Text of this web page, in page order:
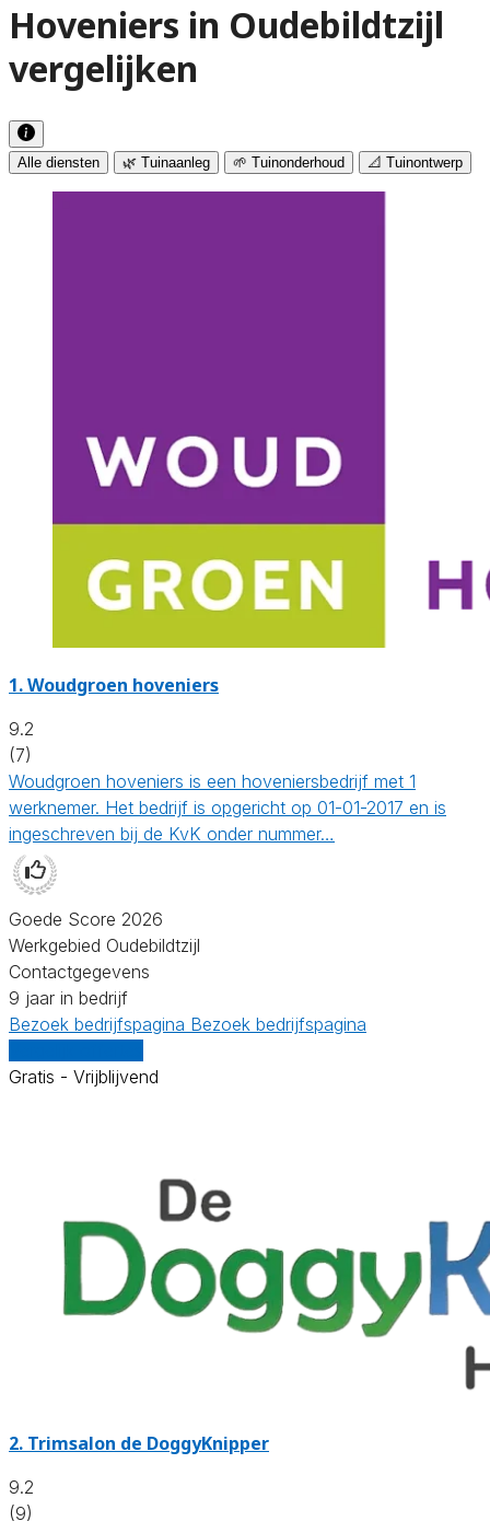
Hoveniers in Oudebildtzijl
vergelijken
Alle diensten 🌿 Tuinaanleg 🌱 Tuinonderhoud 📐 Tuinontwerp
1.Woudgroen hoveniers
9.2
(7)
Woudgroen hoveniers is een hoveniersbedrijf met 1
werknemer. Het bedrijf is opgericht op 01-01-2017 en is
ingeschreven bij de KvK onder nummer…
Goede Score 2026
Werkgebied Oudebildtzijl
Contactgegevens
9 jaar in bedrijf
Bezoek bedrijfspagina Bezoek bedrijfspagina
Gratis - Vrijblijvend
2. Trimsalon de DoggyKnipper
9.2
(9)